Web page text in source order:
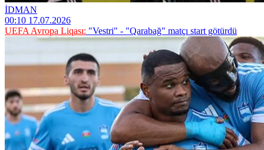
İDMAN
00:10 17.07.2026
UEFA Avropa Liqası: "Vestri" - "Qarabağ" matçı start götürdü